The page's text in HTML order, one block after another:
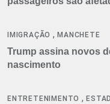
IMIGRAÇÃO ,MANCHETE
Trump assina novos
nascimento
ENTRETENIMENTO ,